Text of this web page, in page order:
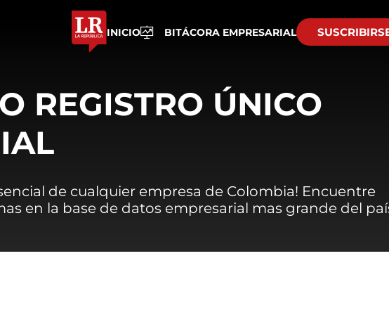
INICIO BITÁCORA EMPRESARIAL
REGISTRO ÚNICO
de cualquier empresa de Colombia! Encuentre
en la base de datos empresarial mas grande del